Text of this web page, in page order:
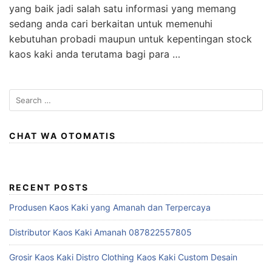
yang baik jadi salah satu informasi yang memang
sedang anda cari berkaitan untuk memenuhi
kebutuhan probadi maupun untuk kepentingan stock
kaos kaki anda terutama bagi para …
e
r
o
r
CHAT WA OTOMATIS
RECENT POSTS
Produsen Kaos Kaki yang Amanah dan Terpercaya
Distributor Kaos Kaki Amanah 087822557805
Grosir Kaos Kaki Distro Clothing Kaos Kaki Custom Desain